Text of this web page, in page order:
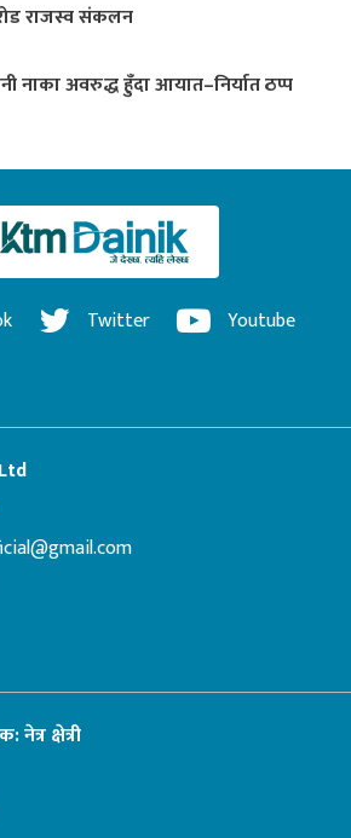
राजस्व संकलन
नाका अवरुद्ध हुँदा आयात–निर्यात ठप्प
Twitter Youtube
नेत्र क्षेत्री